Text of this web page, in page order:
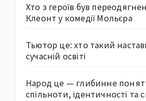
Хто з героїв був
Клеонт у комедії Мольєра
Тьютор це: хто такий
сучасній освіті
Народ це — глибинне
спільноти, ідентичності та